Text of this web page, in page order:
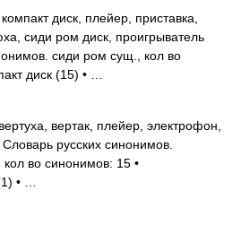
диск, плейер, приставка,
сиди ром диск, проигрыватель
сиди ром сущ., кол во
диск (15) • …
вертак, плейер, электрофон,
русских синонимов.
во синонимов: 15 •
• …